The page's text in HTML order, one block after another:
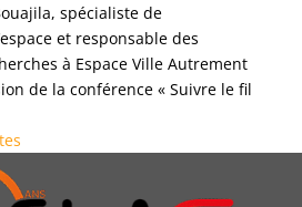
spécialiste de
et responsable des
à Espace Ville Autrement
de la conférence « Suivre le fil